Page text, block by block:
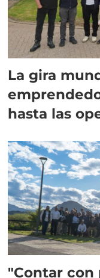
La gira
hasta las
"Contar con